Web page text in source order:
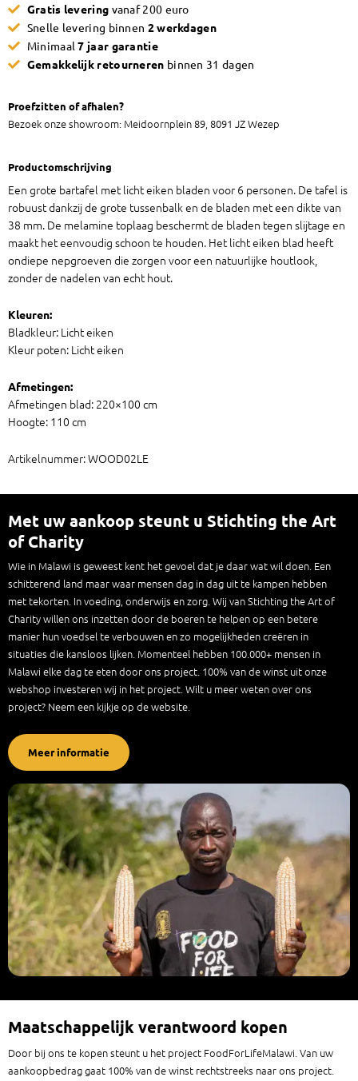
eiken
aantal
Gratis levering vanaf 200 euro
Snelle levering binnen 2 werkdagen
Minimaal7 jaar garantie
Gemakkelijk retourneren binnen 31 dagen
Proefzitten of afhalen?
Bezoek onze showroom: Meidoornplein 89, 8091 JZ Wezep
Productomschrijving
Een grote bartafel met licht eiken bladen voor 6 personen. De tafel is
robuust dankzij de grote tussenbalk en de bladen met een dikte van
38 mm. De melamine toplaag beschermt de bladen tegen slijtage en
maakt het eenvoudig schoon te houden. Het licht eiken blad heeft
ondiepe nepgroeven die zorgen voor een natuurlijke houtlook,
zonder de nadelen van echt hout.
Kleuren:
Bladkleur: Licht eiken
Kleur poten: Licht eiken
Afmetingen:
Afmetingen blad: 220×100 cm
Hoogte: 110 cm
Artikelnummer: WOOD02LE
Met uw aankoop steunt u Stichting the Art
of Charity
Wie in Malawi is geweest kent het gevoel dat je daar wat wil doen. Een
schitterend land maar waar mensen dag in dag uit te kampen hebben
met tekorten. In voeding, onderwijs en zorg. Wij van Stichting the Art of
Charity willen ons inzetten door de boeren te helpen op een betere
manier hun voedsel te verbouwen en zo mogelijkheden creëren in
situaties die kansloos lijken. Momenteel hebben 100.000+ mensen in
Malawi elke dag te eten door ons project. 100% van de winst uit onze
webshop investeren wij in het project. Wilt u meer weten over ons
project? Neem een kijkje op de website.
Meer informatie
Maatschappelijk verantwoord kopen
Door bij ons te kopen steunt u het project FoodForLifeMalawi. Van uw
aankoopbedrag gaat 100% van de winst rechtstreeks naar ons project.